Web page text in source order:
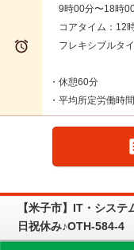

9時00分〜18時
コアタイム：12
フレキシブルタ
・休憩60分
・平均所定労働時
【米子市】IT・シス
日祝休み♪OTH-584-4